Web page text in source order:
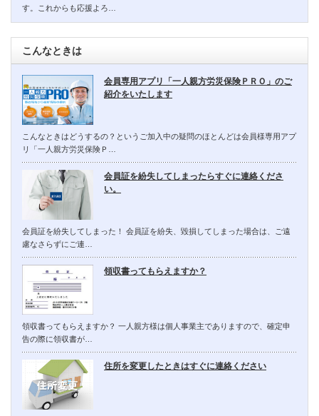
す。これからも応援よろ…
こんなときは
会員専用アプリ「一人親方労災保険ＰＲＯ」のご
紹介をいたします
こんなときはどうするの？というご加入中の疑問のほとんどは会員様専用アプ
リ「一人親方労災保険Ｐ…
会員証を紛失してしまったらすぐに連絡くださ
い。
会員証を紛失してしまった！ 会員証を紛失、毀損してしまった場合は、ご遠
慮なさらずにご連…
領収書ってもらえますか？
領収書ってもらえますか？ 一人親方様は個人事業主でありますので、確定申
告の際に領収書が…
住所を変更したときはすぐに連絡ください